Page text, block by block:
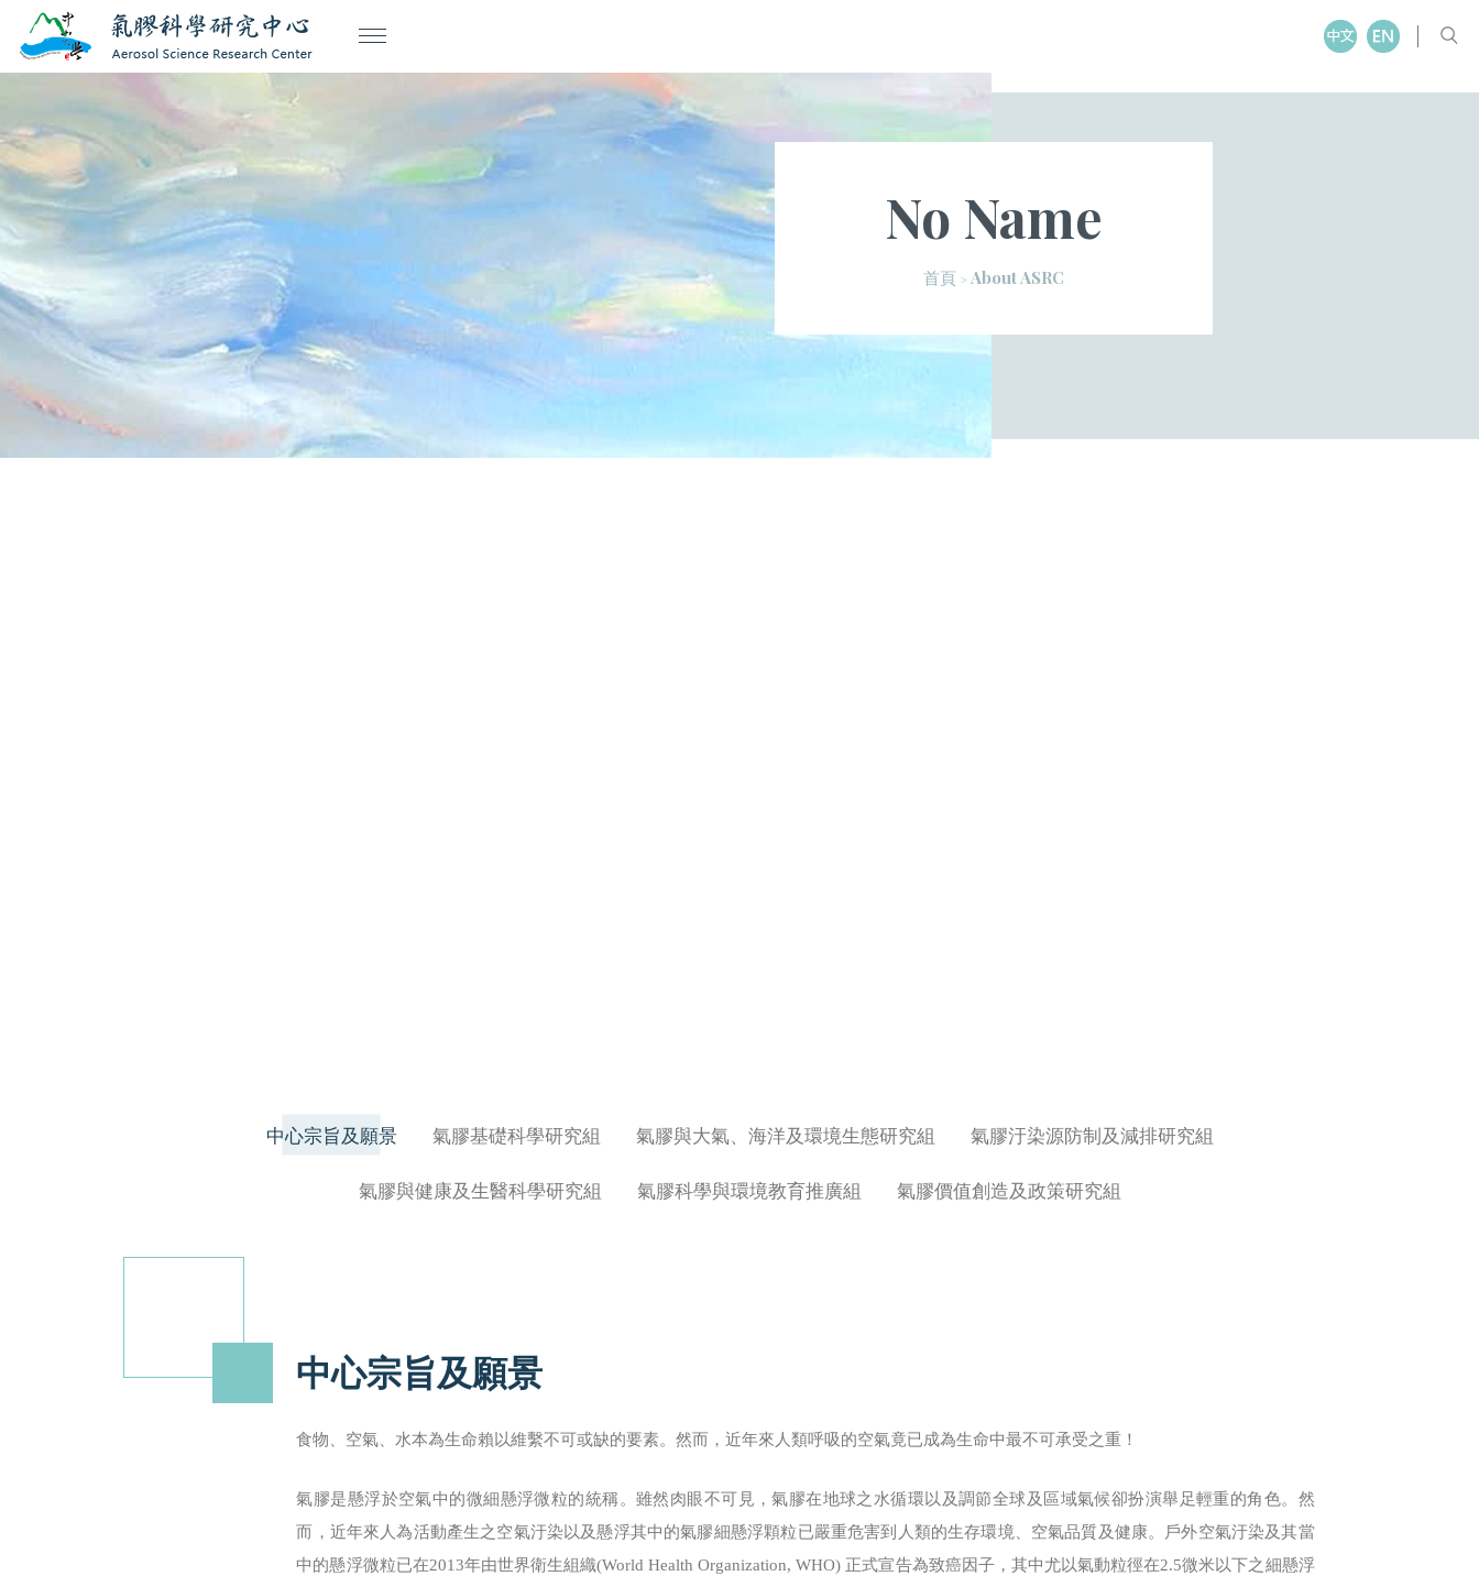
No Name
首頁 > About ASRC
中心宗旨及願景 氣膠基礎科學研究組 氣膠與大氣、海洋及環境生態研究組 氣膠汙染源防制及減排研究組
氣膠與健康及生醫科學研究組 氣膠科學與環境教育推廣組 氣膠價值創造及政策研究組
中心宗旨及願景
食物、空氣、水本為生命賴以維繫不可或缺的要素。然而，近年來人類呼吸的空氣竟已成為生命中最不可承受之重！
氣膠是懸浮於空氣中的微細懸浮微粒的統稱。雖然肉眼不可見，氣膠在地球之水循環以及調節全球及區域氣候卻扮演舉足輕重的角色。然
而，近年來人為活動產生之空氣汙染以及懸浮其中的氣膠細懸浮顆粒已嚴重危害到人類的生存環境、空氣品質及健康。戶外空氣汙染及其當
中的懸浮微粒已在2013年由世界衛生組織(World Health Organization, WHO) 正式宣告為致癌因子，其中尤以氣動粒徑在2.5微米以下之細懸浮